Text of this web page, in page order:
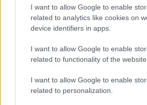
I want to allow Google to enable
related to analytics like cookies on
device identifiers in apps.
I want to allow Google to enable
related to functionality of the website
I want to allow Google to enable
related to personalization.
Το πρώτο βράδυ της Υπατίας
συνοδευτεί από την
προτείνει να την
ραντεβού στο πάρτι των
έχουν βρει στέγη στη
περιοχής. Εκεί, η Υπατία θα